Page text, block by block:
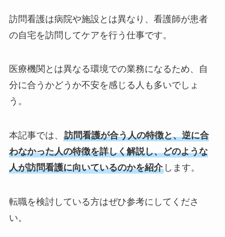
訪問看護は病院や施設とは異なり、看護師が患者
の自宅を訪問してケアを行う仕事です。
医療機関とは異なる環境での業務になるため、自
分に合うかどうか不安を感じる人も多いでしょ
う。
本記事では、 訪問看護が合う人の特徴と、逆に合
わなかった人の特徴を詳しく解説し、どのような
人が訪問看護に向いているのかを紹介します。
転職を検討している方はぜひ参考にしてくださ
い。